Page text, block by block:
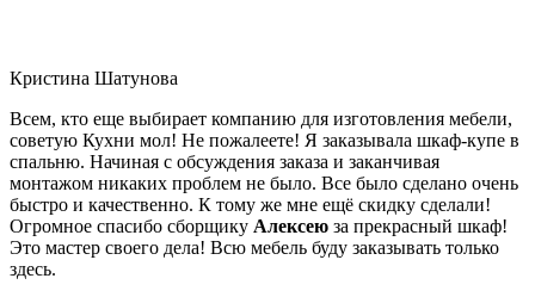
Кристина Шатунова
Всем, кто еще выбирает компанию для изготовления мебели,
советую Кухни мол! Не пожалеете! Я заказывала шкаф-купе в
спальню. Начиная с обсуждения заказа и заканчивая
монтажом никаких проблем не было. Все было сделано очень
быстро и качественно. К тому же мне ещё скидку сделали!
Огромное спасибо сборщику Алексею за прекрасный шкаф!
Это мастер своего дела! Всю мебель буду заказывать только
здесь.